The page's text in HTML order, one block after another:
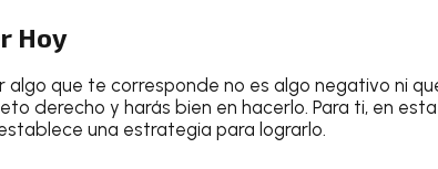
Hoy
algo que te corresponde no es algo negativo ni
derecho y harás bien en hacerlo. Para ti, en
una estrategia para lograrlo.